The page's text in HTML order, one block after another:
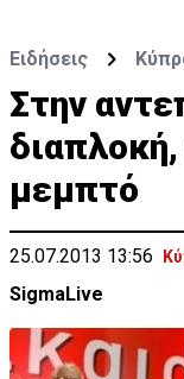
Ειδήσεις
Στην
μεμπτό
25.07.2013 13:56
SigmaLive